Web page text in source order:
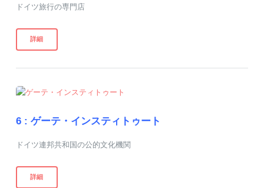
ドイツ旅行の専門店
詳細
6 : ゲーテ・インスティトゥート
ドイツ連邦共和国の公的文化機関
詳細